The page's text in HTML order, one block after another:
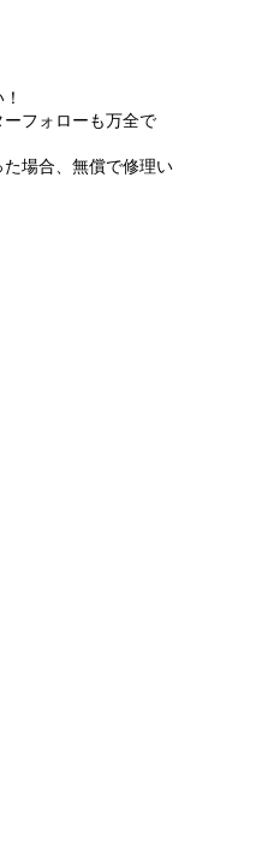
フォローも万全で
場合、無償で修理い